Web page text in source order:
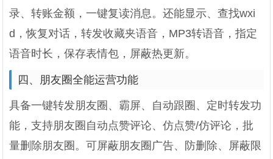
录、转账金额，一键复读消息。还能显示、查找wxi
d，恢复对话，转发收藏夹语音，MP3转语音，指定
语音时长，保存表情包，屏蔽热更新。
四、朋友圈全能运营功能
具备一键转发朋友圈、霸屏、自动跟圈、定时转发功
能，支持朋友圈自动点赞评论、仿点赞/仿评论，批
量删除朋友圈。可屏蔽朋友圈广告、防删除、屏蔽限